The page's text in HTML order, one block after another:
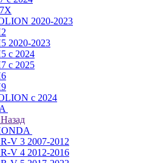
2020-2023
2020-2023
с 2024
с 2025
с 2024
Назад
V 3 2007-2012
V 4 2012-2016